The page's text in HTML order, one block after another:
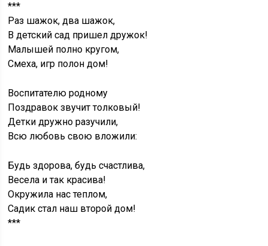
***
Раз шажок, два шажок,
В детский сад пришел дружок!
Малышей полно кругом,
Смеха, игр полон дом!
Воспитателю родному
Поздравок звучит толковый!
Детки дружно разучили,
Всю любовь свою вложили:
Будь здорова, будь счастлива,
Весела и так красива!
Окружила нас теплом,
Садик стал наш второй дом!
***